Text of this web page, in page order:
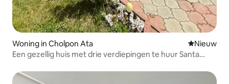
Woning in Cholpon Ata Nieuwe
Nieuw
Een gezellig huis met drie verdiepingen te huur Santa